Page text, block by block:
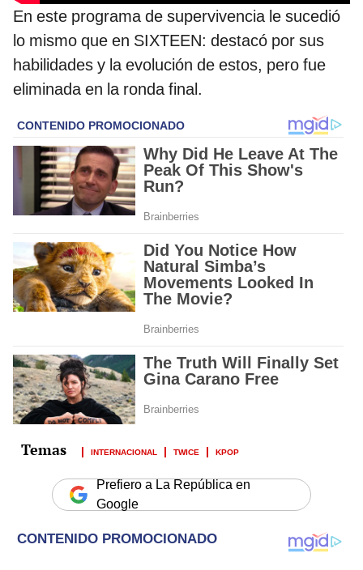
En este programa de supervivencia le sucedió
lo mismo que en SIXTEEN: destacó por sus
habilidades y la evolución de estos, pero fue
eliminada en la ronda final.
INTERNACIONAL TWICE KPOP
Prefiero a La República en
Google